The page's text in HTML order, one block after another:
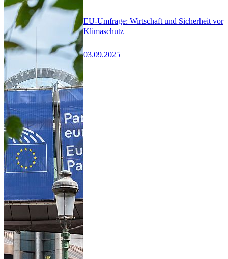
EU-Umfrage: Wirtschaft und Sicherheit vor
Klimaschutz
03.09.2025